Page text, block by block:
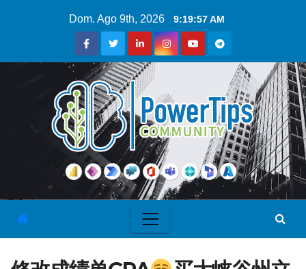
Dom. Ago 9th, 2026 9:19:58 AM